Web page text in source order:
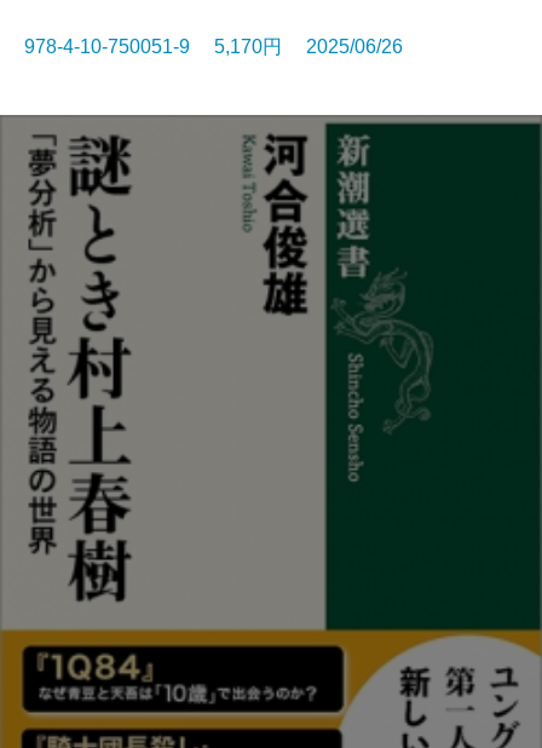
978-4-10-750051-9 5,170円 2025/06/26